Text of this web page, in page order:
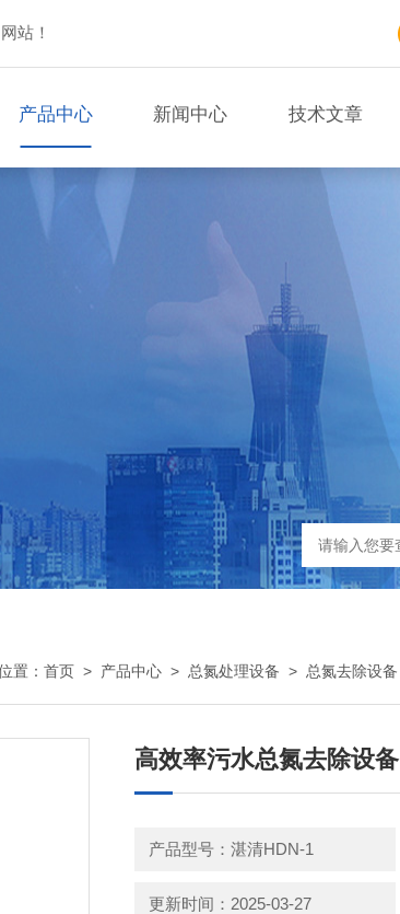
站！
产品中心 新闻中心 技术文章
置： 首页 > 产品中心 > 总氮处理设备 > 总氮去除设备
高效率污水总氮去除设备
产品型号：湛清HDN-1
更新时间：2025-03-27